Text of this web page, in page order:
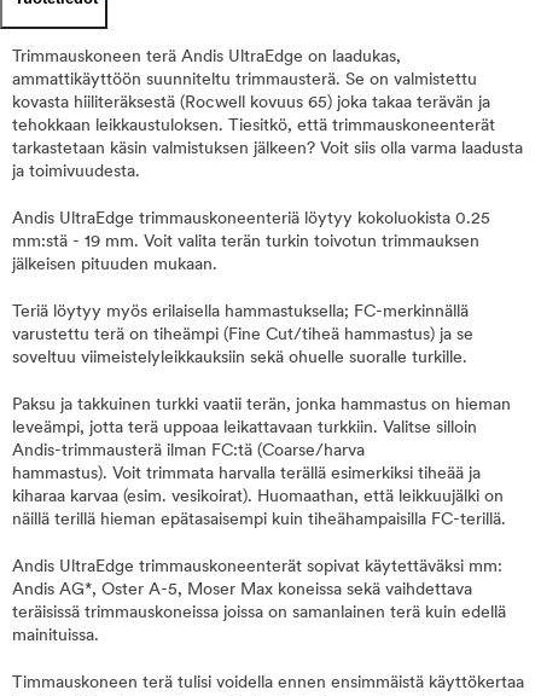
Trimmauskoneen terä Andis UltraEdge on laadukas,
ammattikäyttöön suunniteltu trimmausterä. Se on valmistettu
kovasta hiiliteräksestä (Rocwell kovuus 65) joka takaa terävän ja
tehokkaan leikkaustuloksen. Tiesitkö, että trimmauskoneenterät
tarkastetaan käsin valmistuksen jälkeen? Voit siis olla varma laadusta
ja toimivuudesta.
Andis UltraEdge trimmauskoneenteriä löytyy kokoluokista 0.25
mm:stä - 19 mm. Voit valita terän turkin toivotun trimmauksen
jälkeisen pituuden mukaan.
Teriä löytyy myös erilaisella hammastuksella; FC-merkinnällä
varustettu terä on tiheämpi (Fine Cut/tiheä hammastus) ja se
soveltuu viimeistelyleikkauksiin sekä ohuelle suoralle turkille.
Paksu ja takkuinen turkki vaatii terän, jonka hammastus on hieman
leveämpi, jotta terä uppoaa leikattavaan turkkiin. Valitse silloin
Andis-trimmausterä ilman FC:tä (Coarse/harva
hammastus). Voit trimmata harvalla terällä esimerkiksi tiheää ja
kiharaa karvaa (esim. vesikoirat). Huomaathan, että leikkuujälki on
näillä terillä hieman epätasaisempi kuin tiheähampaisilla FC-terillä.
Andis UltraEdge trimmauskoneenterät sopivat käytettäväksi mm:
Andis AG*, Oster A-5, Moser Max koneissa sekä vaihdettava
teräisissä trimmauskoneissa joissa on samanlainen terä kuin edellä
mainituissa.
Timmauskoneen terä tulisi voidella ennen ensimmäistä käyttökertaa